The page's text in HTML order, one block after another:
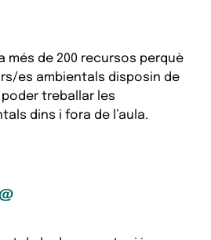
més de 200 recursos perquè
es ambientals disposin de
treballar les
dins i fora de l’aula.